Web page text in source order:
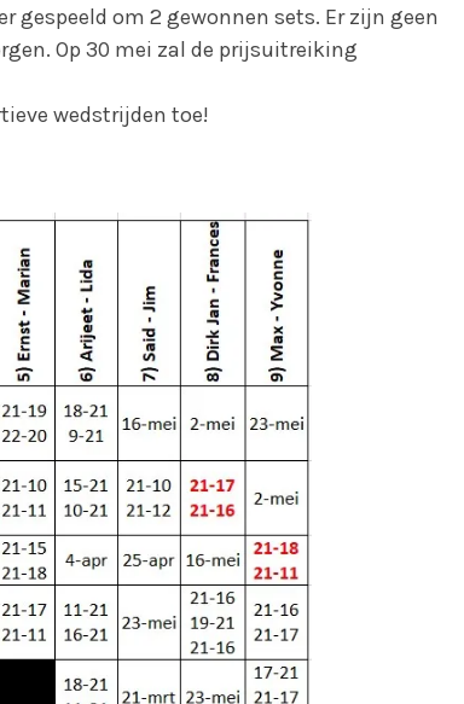
gespeeld om 2 gewonnen sets. Er zijn geen
Op 30 mei zal de prijsuitreiking
wedstrijden toe!